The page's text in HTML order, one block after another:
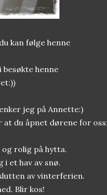
kan følge henne
henne
jeg på Annette:)
at du åpnet dørene for
og rolig på hytta.
i et hav av snø.
av vinterferien.
Blir kos!